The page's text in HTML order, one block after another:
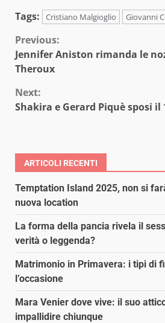
Tags:
Cristiano Malgioglio Giovanni
Continue
Reading
Previous:
Jennifer Aniston rimanda le
Theroux
Next:
Shakira e Gerard Piquè sposi il
ARTICOLI RECENTI
Temptation Island 2025, non si
nuova location
La forma della pancia rivela il
verità o leggenda?
Matrimonio in Primavera: i tipi di
l’occasione
Mara Venier dove vive: il suo
impallidire chiunque